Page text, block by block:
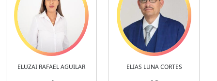
ELUZAI RAFAEL AGUILAR ELIAS LUNA CORTES